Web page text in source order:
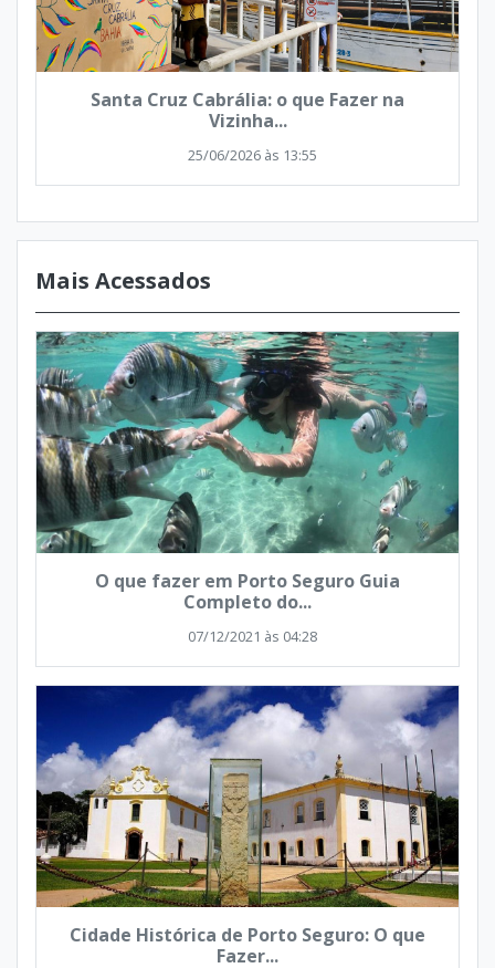
Santa Cruz Cabrália: o que Fazer na
Vizinha...
25/06/2026 às 13:55
Mais Acessados
O que fazer em Porto Seguro Guia
Completo do...
07/12/2021 às 04:28
Cidade Histórica de Porto Seguro: O que
Fazer...